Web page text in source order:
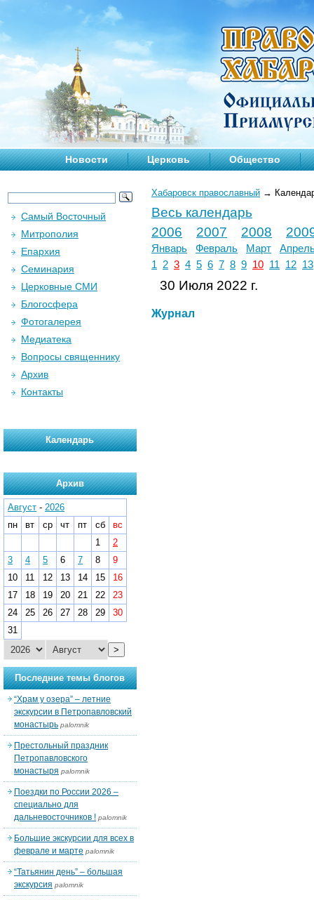
Новости Церковь Общество
Хабаровск православный →
Весь календарь
2006
2007 2008
Январь Февраль Март
1
2 3 4 5 6 7 8 9 10 11 12 13
30 Июля 2022 г.
Журнал
Самый Восточный
Митрополия
Епархия
Семинария
Церковные СМИ
Блогосфера
Фотогалерея
Медиатека
Вопросы священнику
Архив
Контакты
Календарь
Архив
Август - 2026
пн
вт ср чт пт сб
вс
1
2
3
4 5 6 7 8
9
10
11 12 13 14 15
16
17
18 19 20 21 22
23
24
25 26 27 28 29
30
31
>
Последние темы блогов
“Храм у озера” – летние
экскурсии в Петропавловский
монастырь palomnik
Престольный праздник
Петропавловского
монастыря palomnik
Поездки по России 2026 –
специально для
дальневосточников ! palomnik
Большие экскурсии для всех в
феврале и марте palomnik
“Татьянин день” – большая
экскурсия palomnik